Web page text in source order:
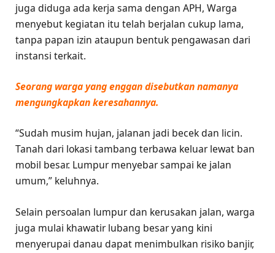
juga diduga ada kerja sama dengan APH, Warga
menyebut kegiatan itu telah berjalan cukup lama,
tanpa papan izin ataupun bentuk pengawasan dari
instansi terkait.
Seorang warga yang enggan disebutkan namanya
mengungkapkan keresahannya.
“Sudah musim hujan, jalanan jadi becek dan licin.
Tanah dari lokasi tambang terbawa keluar lewat ban
mobil besar. Lumpur menyebar sampai ke jalan
umum,” keluhnya.
Selain persoalan lumpur dan kerusakan jalan, warga
juga mulai khawatir lubang besar yang kini
menyerupai danau dapat menimbulkan risiko banjir,